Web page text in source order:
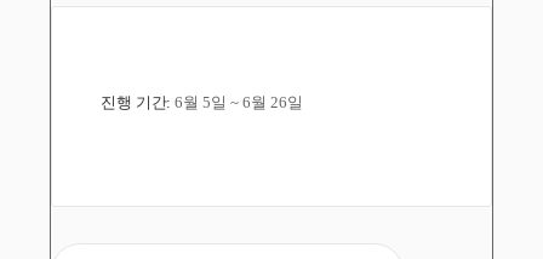
진행 기간:6월 5일 ~ 6월 26일